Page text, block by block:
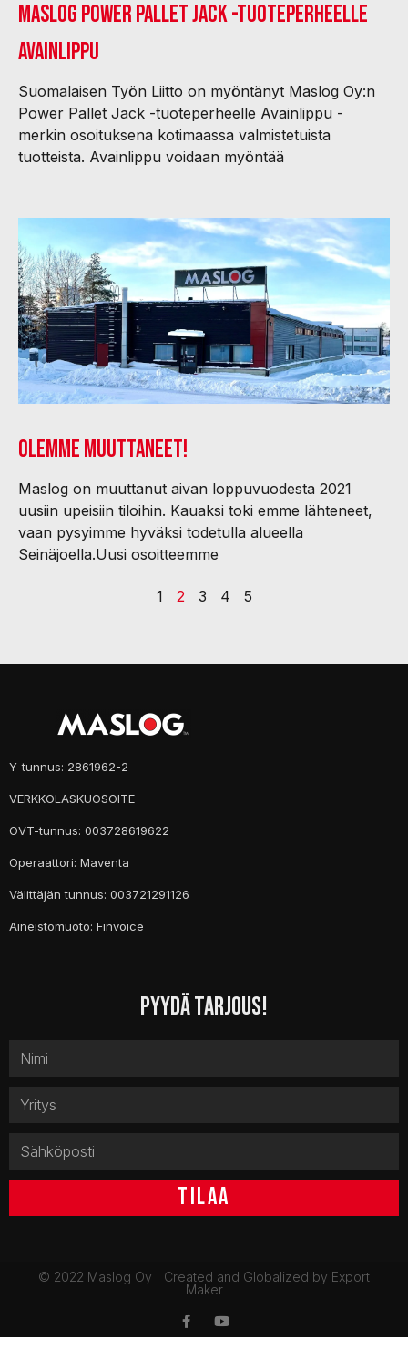
Maslog Power Pallet Jack -tuoteperheelle
Avainlippu
Suomalaisen Työn Liitto on myöntänyt Maslog Oy:n
Power Pallet Jack -tuoteperheelle Avainlippu -
merkin osoituksena kotimaassa valmistetuista
tuotteista. Avainlippu voidaan myöntää
Olemme muuttaneet!
Maslog on muuttanut aivan loppuvuodesta 2021
uusiin upeisiin tiloihin. Kauaksi toki emme lähteneet,
vaan pysyimme hyväksi todetulla alueella
Seinäjoella.Uusi osoitteemme
1 2 3 4 5
Y-tunnus: 2861962-2
VERKKOLASKUOSOITE
OVT-tunnus: 003728619622
Operaattori: Maventa
Välittäjän tunnus: 003721291126
Aineistomuoto: Finvoice
PYYDÄ TARJOUS!
TILAA
© 2022 Maslog Oy | Created and Globalized by Export
Maker